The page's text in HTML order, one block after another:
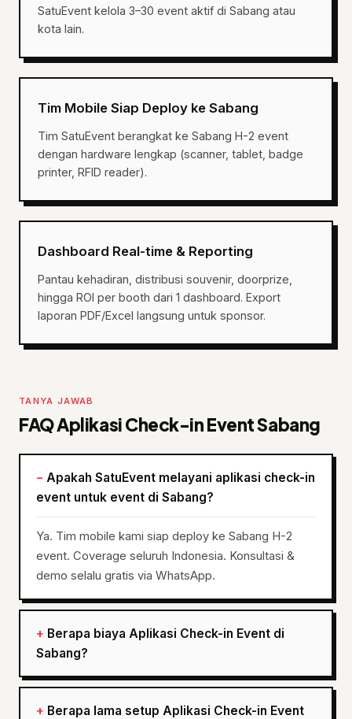
SatuEvent kelola 3–30 event aktif di Sabang atau
kota lain.
Tim Mobile Siap Deploy ke Sabang
Tim SatuEvent berangkat ke Sabang H-2 event
dengan hardware lengkap (scanner, tablet, badge
printer, RFID reader).
Dashboard Real-time & Reporting
Pantau kehadiran, distribusi souvenir, doorprize,
hingga ROI per booth dari 1 dashboard. Export
laporan PDF/Excel langsung untuk sponsor.
TANYA JAWAB
FAQ Aplikasi Check-in Event Sabang
Apakah SatuEvent melayani aplikasi check-in
event untuk event di Sabang?
Ya. Tim mobile kami siap deploy ke Sabang H-2
event. Coverage seluruh Indonesia. Konsultasi &
demo selalu gratis via WhatsApp.
Berapa biaya Aplikasi Check-in Event di
Sabang?
Berapa lama setup Aplikasi Check-in Event